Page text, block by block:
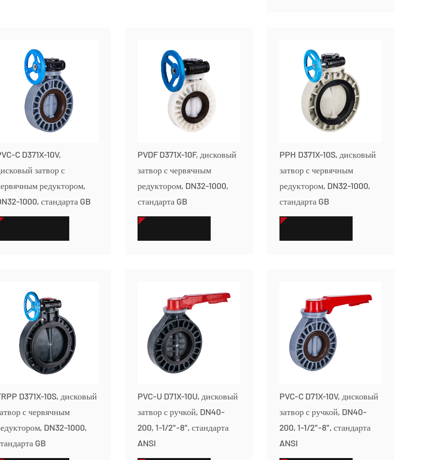
C D371X-10V,
затвор с
редуктором,
1000, стандарта GB
PVDF D371X-10F, дисковый
затвор с червячным
редуктором, DN32-1000,
стандарта GB
PPH D371X-10S, дисковый
затвор с червячным
редуктором, DN32-1000,
стандарта GB
D371X-10S, дисковый
с червячным
DN32-1000,
GB
PVC-U D71X-10U, дисковый
затвор с ручкой, DN40-
200, 1-1/2"-8", стандарта
ANSI
PVC-C D71X-10V, дисковый
затвор с ручкой, DN40-
200, 1-1/2"-8", стандарта
ANSI